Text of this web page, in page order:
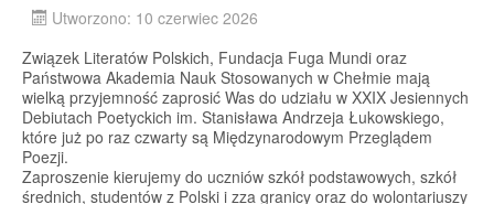
Utworzono: 10 czerwiec 2026
Związek Literatów Polskich, Fundacja Fuga Mundi oraz
Państwowa Akademia Nauk Stosowanych w Chełmie mają
wielką przyjemność zaprosić Was do udziału w XXIX Jesiennych
Debiutach Poetyckich im. Stanisława Andrzeja Łukowskiego,
które już po raz czwarty są Międzynarodowym Przeglądem
Poezji.
Zaproszenie kierujemy do uczniów szkół podstawowych, szkół
średnich, studentów z Polski i zza granicy oraz do wolontariuszy